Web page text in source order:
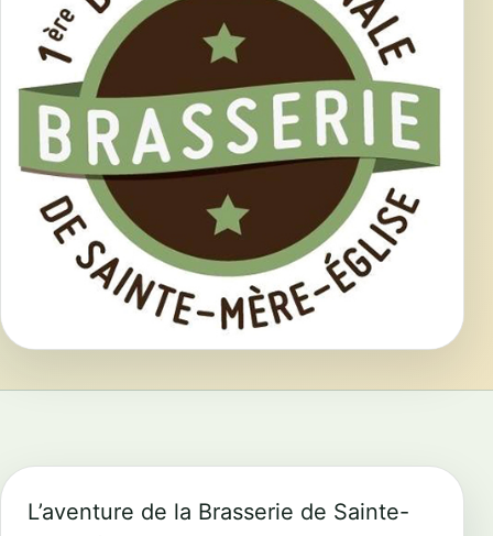
L’aventure de la Brasserie de Sainte-